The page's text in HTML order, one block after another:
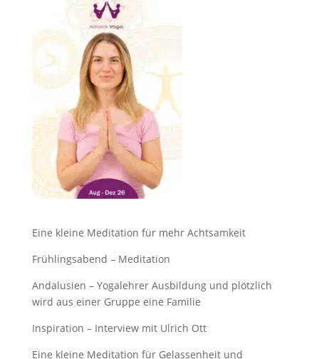
Eine kleine Meditation für mehr Achtsamkeit
Frühlingsabend – Meditation
Andalusien – Yogalehrer Ausbildung und plötzlich
wird aus einer Gruppe eine Familie
Inspiration – Interview mit Ulrich Ott
Eine kleine Meditation für Gelassenheit und